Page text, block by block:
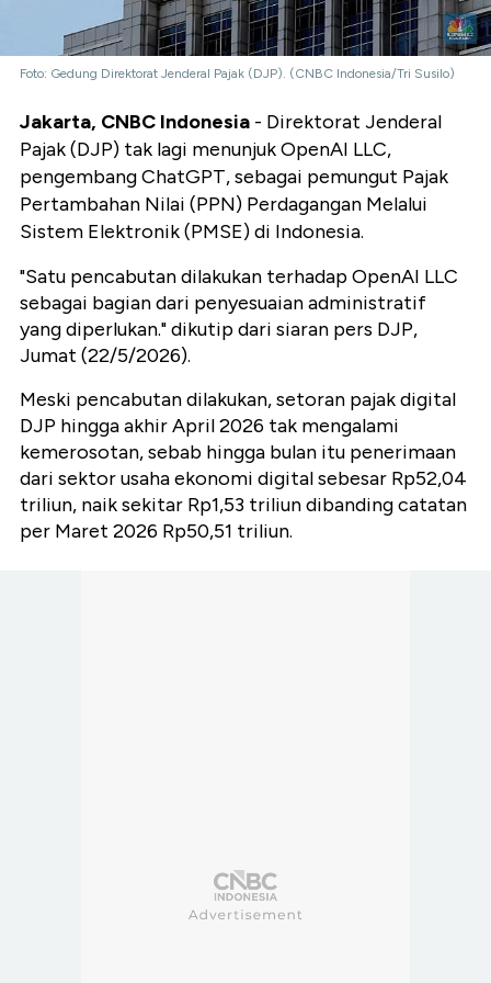
Foto: Gedung Direktorat Jenderal Pajak (DJP). (CNBC Indonesia/Tri Susilo)
Jakarta, CNBC Indonesia - Direktorat Jenderal
Pajak (DJP) tak lagi menunjuk OpenAI LLC,
pengembang ChatGPT, sebagai pemungut Pajak
Pertambahan Nilai (PPN) Perdagangan Melalui
Sistem Elektronik (PMSE) di Indonesia.
"Satu pencabutan dilakukan terhadap OpenAI LLC
sebagai bagian dari penyesuaian administratif
yang diperlukan." dikutip dari siaran pers DJP,
Jumat (22/5/2026).
Meski pencabutan dilakukan, setoran pajak digital
DJP hingga akhir April 2026 tak mengalami
kemerosotan, sebab hingga bulan itu penerimaan
dari sektor usaha ekonomi digital sebesar Rp52,04
triliun, naik sekitar Rp1,53 triliun dibanding catatan
per Maret 2026 Rp50,51 triliun.